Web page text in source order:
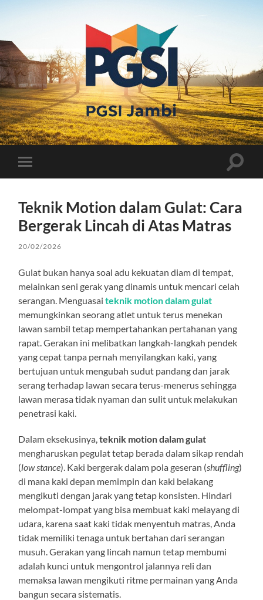
PGSI
JAMBI
Toggle
mobile
Toggle
Teknik Motion dalam Gulat: Cara
Bergerak Lincah di Atas Matras
20/02/2026
Gulat bukan hanya soal adu kekuatan diam di tempat,
melainkan seni gerak yang dinamis untuk mencari celah
serangan. Menguasaiteknik motion dalam gulat
memungkinkan seorang atlet untuk terus menekan
lawan sambil tetap mempertahankan pertahanan yang
rapat. Gerakan ini melibatkan langkah-langkah pendek
yang cepat tanpa pernah menyilangkan kaki, yang
bertujuan untuk mengubah sudut pandang dan jarak
serang terhadap lawan secara terus-menerus sehingga
lawan merasa tidak nyaman dan sulit untuk melakukan
penetrasi kaki.
Dalam eksekusinya,teknik motion dalam gulat
mengharuskan pegulat tetap berada dalam sikap rendah
(low stance). Kaki bergerak dalam pola geseran (shuffling)
di mana kaki depan memimpin dan kaki belakang
mengikuti dengan jarak yang tetap konsisten. Hindari
melompat-lompat yang bisa membuat kaki melayang di
udara, karena saat kaki tidak menyentuh matras, Anda
tidak memiliki tenaga untuk bertahan dari serangan
musuh. Gerakan yang lincah namun tetap membumi
adalah kunci untuk mengontrol jalannya reli dan
memaksa lawan mengikuti ritme permainan yang Anda
bangun secara sistematis.